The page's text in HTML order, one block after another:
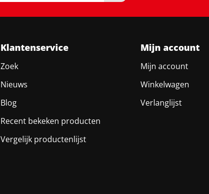
Klantenservice
Zoek
Nieuws
Blog
Recent bekeken producten
Vergelijk productenlijst
Mijn account
Mijn account
Winkelwagen
Verlanglijst